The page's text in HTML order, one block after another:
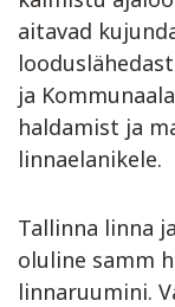
aitavad
ja
haldamist ja
linnaelanikele.
Tallinna linna
oluline samm
linnaruumini.